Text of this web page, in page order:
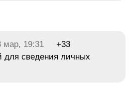
мар, 19:31
+33
для сведения личных